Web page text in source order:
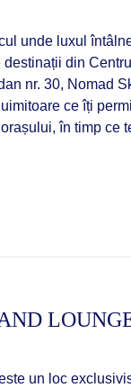
unde luxul
din
nr. 30, Nomad
ce îți
în timp ce
un loc